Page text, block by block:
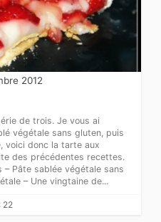
2012
de trois. Je vous ai
végétale sans gluten, puis
voici donc la tarte aux
des précédentes recettes.
Pâte sablée végétale sans
– Une vingtaine de...
22